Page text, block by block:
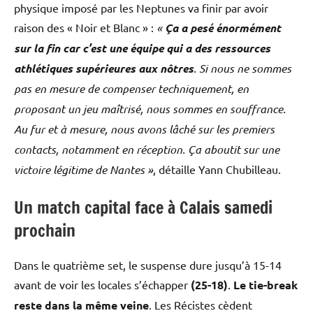
physique imposé par les Neptunes va finir par avoir
raison des « Noir et Blanc » : « Ça a pesé énormément
sur la fin car c’est une équipe qui a des ressources
athlétiques supérieures aux nôtres. Si nous ne sommes
pas en mesure de compenser techniquement, en
proposant un jeu maîtrisé, nous sommes en souffrance.
Au fur et à mesure, nous avons lâché sur les premiers
contacts, notamment en réception. Ça aboutit sur une
victoire légitime de Nantes », détaille Yann Chubilleau.
Un match capital face à Calais samedi
prochain
Dans le quatrième set, le suspense dure jusqu’à 15-14
avant de voir les locales s’échapper (25-18). Le tie-break
reste dans la même veine. Les Récistes cèdent